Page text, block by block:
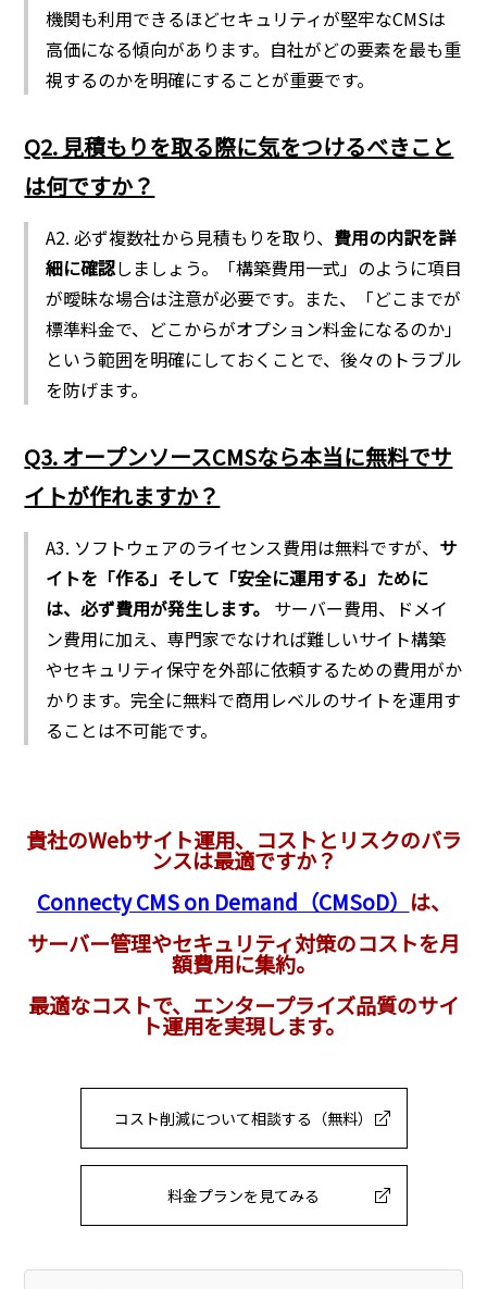
機関も利用できるほどセキュリティが堅牢なCMSは
高価になる傾向があります。自社がどの要素を最も重
視するのかを明確にすることが重要です。
Q2. 見積もりを取る際に気をつけるべきこと
は何ですか？
A2. 必ず複数社から見積もりを取り、費用の内訳を詳
細に確認しましょう。「構築費用一式」のように項目
が曖昧な場合は注意が必要です。また、「どこまでが
標準料金で、どこからがオプション料金になるのか」
という範囲を明確にしておくことで、後々のトラブル
を防げます。
Q3. オープンソースCMSなら本当に無料でサ
イトが作れますか？
A3. ソフトウェアのライセンス費用は無料ですが、 サ
イトを「作る」そして「安全に運用する」ために
は、必ず費用が発生します。 サーバー費用、ドメイ
ン費用に加え、専門家でなければ難しいサイト構築
やセキュリティ保守を外部に依頼するための費用がか
かります。完全に無料で商用レベルのサイトを運用す
ることは不可能です。
貴社のWebサイト運用、コストとリスクのバラ
ンスは最適ですか？
Connecty CMS on Demand（CMSoD） は、
サーバー管理やセキュリティ対策のコストを月
額費用に集約。
最適なコストで、エンタープライズ品質のサイ
ト運用を実現します。
コスト削減について相談する（無料）
料金プランを見てみる